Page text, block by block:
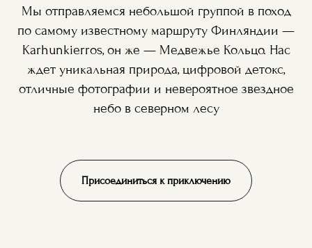
Мы отправляемся небольшой группой в поход
по самому известному маршруту Финляндии —
Karhunkierros, он же — Медвежье Кольцо. Нас
ждет уникальная природа, цифровой детокс,
отличные фотографии и невероятное звездное
небо в северном лесу
Присоединиться к приключению